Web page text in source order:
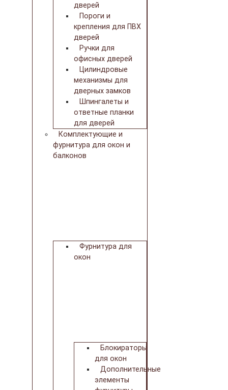
дверей
Пороги и
крепления для ПВХ
дверей
Ручки для
офисных дверей
Цилиндровые
механизмы для
дверных замков
Шпингалеты и
ответные планки
для дверей
Комплектующие и
фурнитура для окон и
балконов
Фурнитура для
окон
Блокираторы
для окон
Дополнительные
элементы